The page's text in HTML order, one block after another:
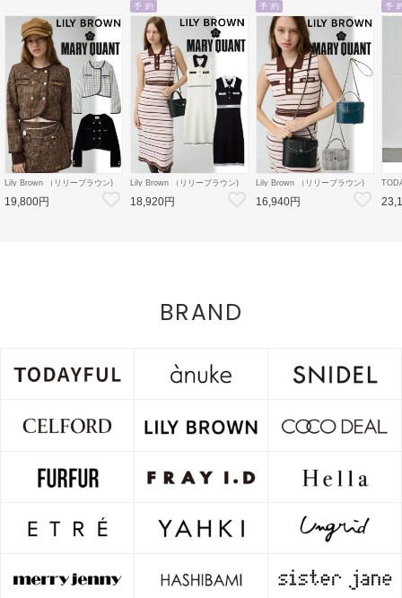
Lily Brown （リリーブラウン)
【LB×MARY QUANT】ダブル
ボタンジャケット 26秋冬
【LWFJ264100】ジャケット
19,800円
予 約
Lily Brown （リリーブラウン)
【LB×MARY QUANT】ポロニ
ットワンピース 26秋冬予約
【LWNO264110】フレアワンピ
18,920円
予 約
Lily Brown （リリーブラウン)
【LB×MARY QUANT】スタッ
ズバニティバッグ 26秋冬予約
【LWGB264343】ハンド・ショ
16,940円
予
26秋
BRAND